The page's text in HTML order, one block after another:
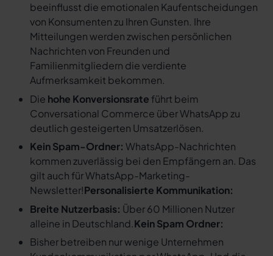
beeinflusst die emotionalen Kaufentscheidungen
von Konsumenten zu Ihren Gunsten. Ihre
Mitteilungen werden zwischen persönlichen
Nachrichten von Freunden und
Familienmitgliedern die verdiente
Aufmerksamkeit bekommen.
Die hohe Konversionsrate führt beim
Conversational Commerce über WhatsApp zu
deutlich gesteigerten Umsatzerlösen.
Kein Spam-Ordner: WhatsApp-Nachrichten
kommen zuverlässig bei den Empfängern an. Das
gilt auch für WhatsApp-Marketing-
Newsletter!Personalisierte Kommunikation:
Breite Nutzerbasis: Über 60 Millionen Nutzer
alleine in Deutschland.Kein Spam Ordner:
Bisher betreiben nur wenige Unternehmen